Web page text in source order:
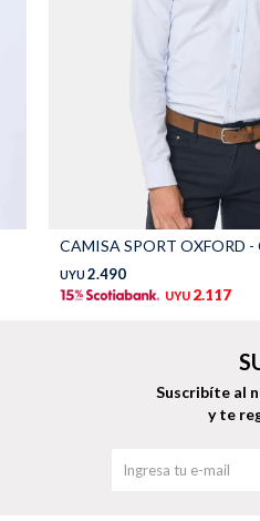
CAMISA SPORT OXFORD
UYU 2.490
UYU 2.117
Suscribíte al
y te